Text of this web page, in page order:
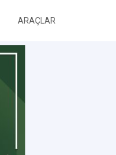
ARAÇLAR